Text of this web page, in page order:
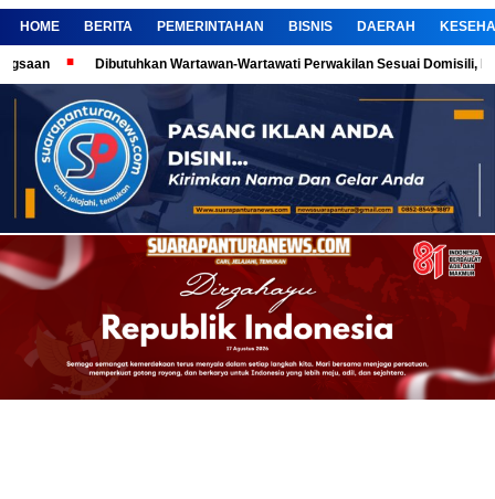
HOME BERITA PEMERINTAHAN BISNIS DAERAH
Dibutuhkan Wartawan-Wartawati Perwakilan Sesuai Domisili,